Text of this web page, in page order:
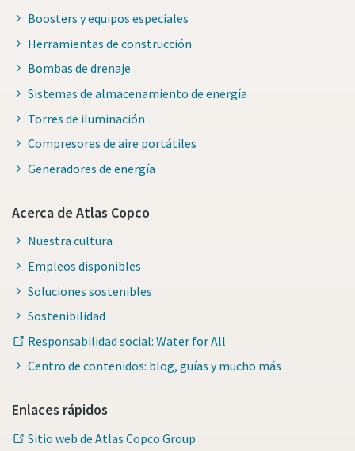
Boosters y equipos especiales
Herramientas de construcción
Bombas de drenaje
Sistemas de almacenamiento de energía
Torres de iluminación
Compresores de aire portátiles
Generadores de energía
Acerca de Atlas Copco
Nuestra cultura
Empleos disponibles
Soluciones sostenibles
Sostenibilidad
Responsabilidad social: Water for All
Centro de contenidos: blog, guías y mucho más
Enlaces rápidos
Sitio web de Atlas Copco Group